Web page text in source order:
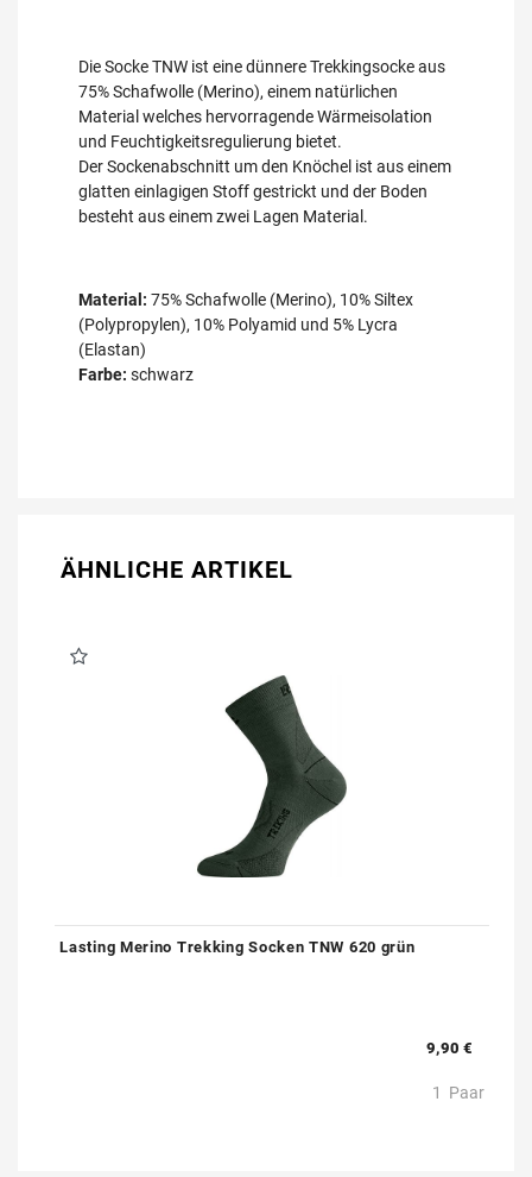
Die Socke TNW ist eine dünnere Trekkingsocke aus
75% Schafwolle (Merino), einem natürlichen
Material welches hervorragende Wärmeisolation
und Feuchtigkeitsregulierung bietet.
Der Sockenabschnitt um den Knöchel ist aus einem
glatten einlagigen Stoff gestrickt und der Boden
besteht aus einem zwei Lagen Material.
Material: 75% Schafwolle (Merino), 10% Siltex
(Polypropylen), 10% Polyamid und 5% Lycra
(Elastan)
Farbe: schwarz
ÄHNLICHE ARTIKEL
Lasting Merino Trekking Socken TNW 620 grün
9,90 €
1 Paar